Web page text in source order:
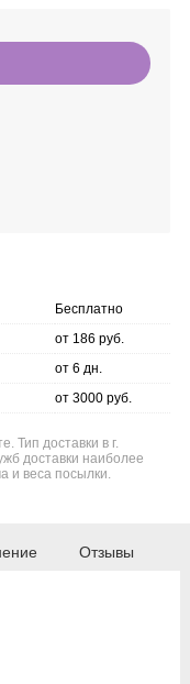
Бесплатно
от 186 руб.
от 6 дн.
от 3000 руб.
Тип доставки в г.
доставки наиболее
и веса посылки.
Отзывы